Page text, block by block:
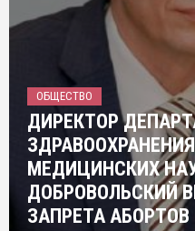
ОБЩЕСТВО
ДИРЕКТОР
МЕДИЦИНСКИХ
ДОБРОВОЛЬСКИЙ
ЗАПРЕТА АБОРТОВ